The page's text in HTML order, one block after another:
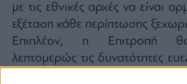
με τις εθνικές αρχές να είναι
εξέταση κάθε περίπτωσης
Επιπλέον, η Επιτροπή
λεπτομερώς τις δυνατότητες